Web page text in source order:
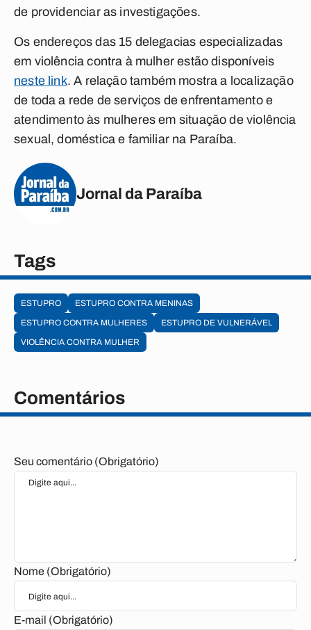
de providenciar as investigações.
Os endereços das 15 delegacias especializadas
em violência contra à mulher estão disponíveis
neste link. A relação também mostra a localização
de toda a rede de serviços de enfrentamento e
atendimento às mulheres em situação de violência
sexual, doméstica e familiar na Paraíba.
Jornal da Paraíba
Tags
ESTUPRO
ESTUPRO CONTRA MENINAS
ESTUPRO CONTRA MULHERES
ESTUPRO DE VULNERÁVEL
VIOLÊNCIA CONTRA MULHER
Comentários
Seu comentário (Obrigatório)
Nome (Obrigatório)
E-mail (Obrigatório)